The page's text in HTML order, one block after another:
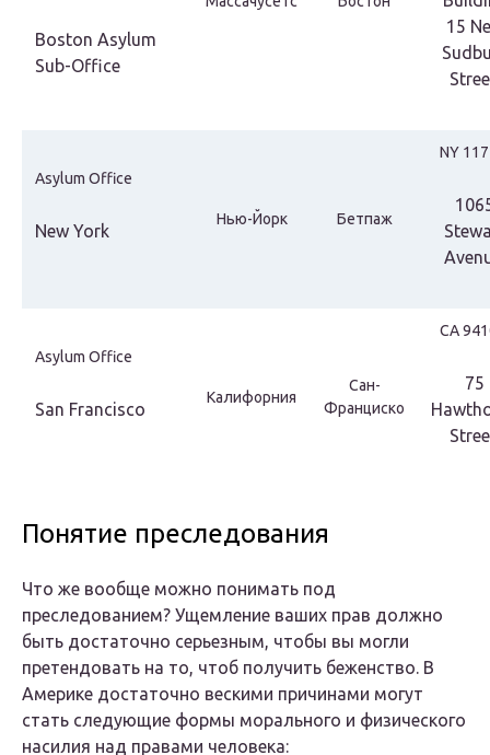
Boston Asylum
Sub-Office
15
Asylum Office
New York
Нью-Йорк Бетпаж
NY
Asylum Office
San Francisco
Калифорния
Сан-
Франциско
СА
75
Понятие преследования
Что же вообще можно понимать под
преследованием? Ущемление ваших прав должно
быть достаточно серьезным, чтобы вы могли
претендовать на то, чтоб получить беженство. В
Америке достаточно вескими причинами могут
стать следующие формы морального и физического
насилия над правами человека: